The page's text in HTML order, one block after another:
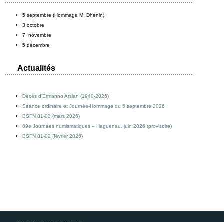
5 septembre (Hommage M. Dhénin)
3 octobre
7 novembre
5 décembre
Actualités
Décès d’Ermanno Arslan (1940-2026)
Séance ordinaire et Journée-Hommage du 5 septembre 2026
BSFN 81-03 (mars 2026)
69e Journées numismatiques – Haguenau, juin 2026 (provisoire)
BSFN 81-02 (février 2026)